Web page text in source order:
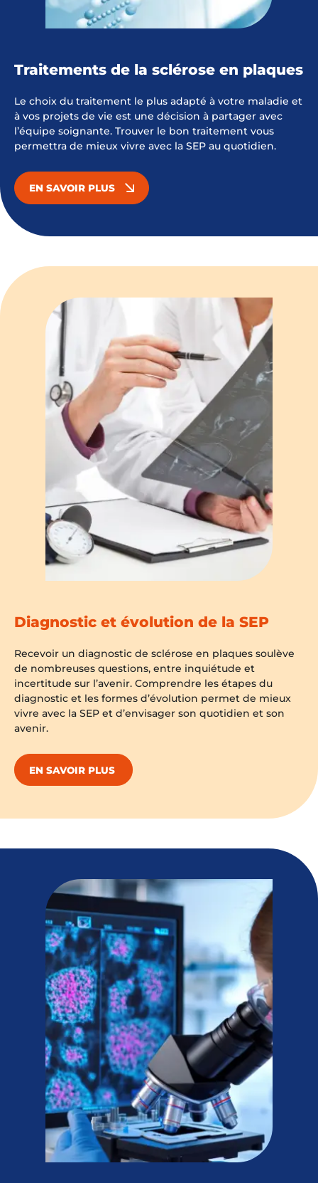
Traitements de la sclérose en plaques
Le choix du traitement le plus adapté à votre maladie et
à vos projets de vie est une décision à partager avec
l’équipe soignante. Trouver le bon traitement vous
permettra de mieux vivre avec la SEP au quotidien.
EN SAVOIR PLUS
Diagnostic et évolution de la SEP
Recevoir un diagnostic de sclérose en plaques soulève
de nombreuses questions, entre inquiétude et
incertitude sur l’avenir. Comprendre les étapes du
diagnostic et les formes d’évolution permet de mieux
vivre avec la SEP et d’envisager son quotidien et son
avenir.
EN SAVOIR PLUS